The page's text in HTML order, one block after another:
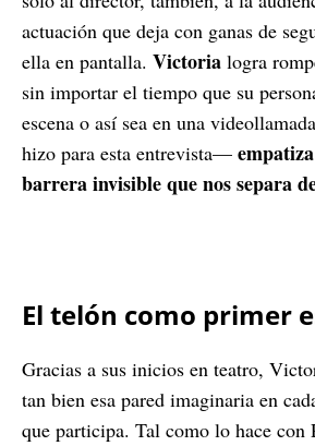
actuación que deja con ganas de
ella en pantalla. Victoria logra
sin importar el tiempo que su
escena o así sea en una
hizo para esta entrevista—
barrera invisible que nos separa
El telón como primer
Gracias a sus inicios en teatro,
tan bien esa pared imaginaria en
que participa. Tal como lo hace con